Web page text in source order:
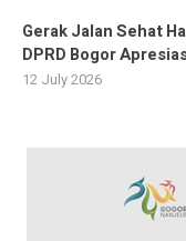
Gerak Jalan Sehat
DPRD Bogor
12 July 2026